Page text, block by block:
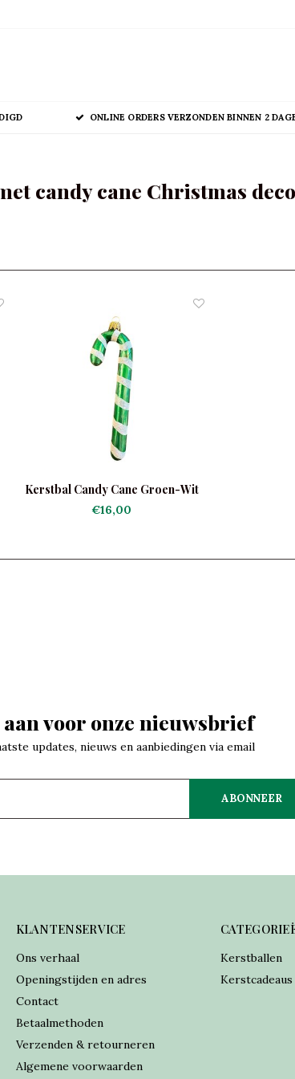
ONLINE ORDERS VERZONDEN BINNEN 2
candy cane Christmas
Kerstbal Candy Cane Groen-Wit
€16,00
voor onze nieuwsbrief
updates, nieuws en aanbiedingen via email
ABONNEER
KLANTENSERVICE
Ons verhaal
Openingstijden en adres
Contact
Betaalmethoden
Verzenden & retourneren
Algemene voorwaarden
Kerstballen
Kerstcadeaus